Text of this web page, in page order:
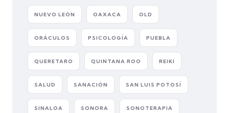
NUEVO LEÓN OAXACA OLD
ORÁCULOS PSICOLOGÍA PUEBLA
QUERETARO QUINTANA ROO REIKI
SALUD SANACIÓN SAN LUIS POTOSÍ
SINALOA SONORA SONOTERAPIA